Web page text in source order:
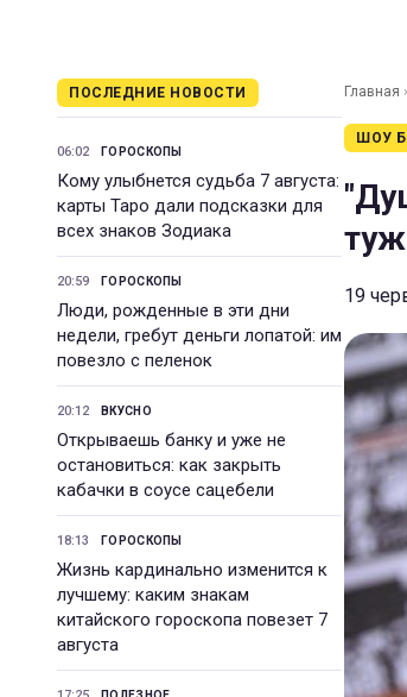
ПОСЛЕДНИЕ НОВОСТИ
06:02 ГОРОСКОПЫ
Кому улыбнется судьба 7 августа:
карты Таро дали подсказки для
всех знаков Зодиака
20:59 ГОРОСКОПЫ
Люди, рожденные в эти дни
недели, гребут деньги лопатой: им
повезло с пеленок
20:12 ВКУСНО
Открываешь банку и уже не
остановиться: как закрыть
кабачки в соусе сацебели
18:13 ГОРОСКОПЫ
Жизнь кардинально изменится к
лучшему: каким знакам
китайского гороскопа повезет 7
августа
Главная ›
ШОУ
19